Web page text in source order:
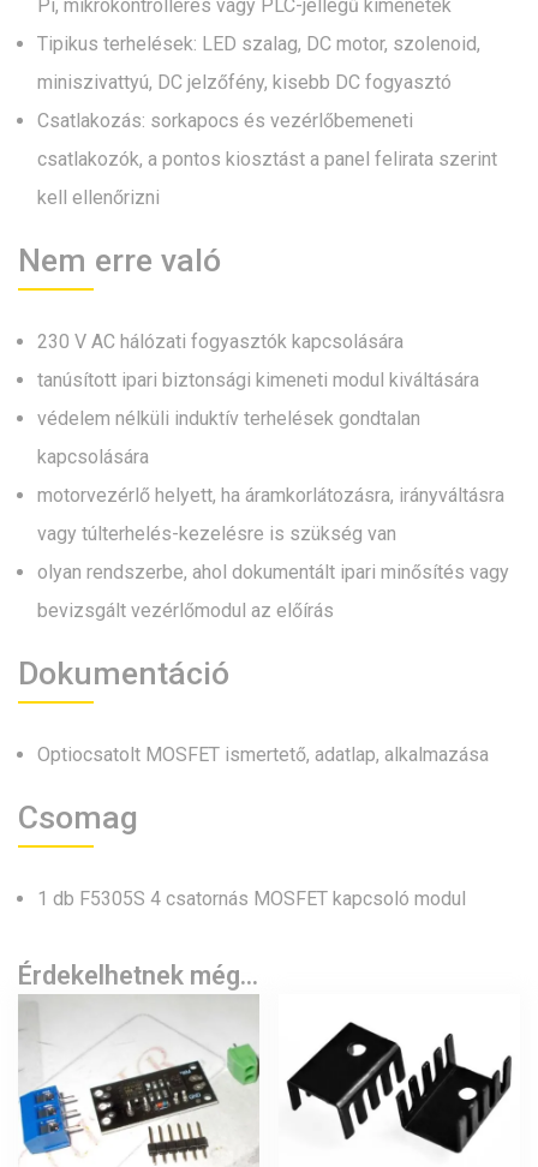
Pi, mikrokontrolleres vagy PLC-jellegű kimenetek
Tipikus terhelések: LED szalag, DC motor, szolenoid,
miniszivattyú, DC jelzőfény, kisebb DC fogyasztó
Csatlakozás: sorkapocs és vezérlőbemeneti
csatlakozók, a pontos kiosztást a panel felirata szerint
kell ellenőrizni
Nem erre való
230 V AC hálózati fogyasztók kapcsolására
tanúsított ipari biztonsági kimeneti modul kiváltására
védelem nélküli induktív terhelések gondtalan
kapcsolására
motorvezérlő helyett, ha áramkorlátozásra, irányváltásra
vagy túlterhelés-kezelésre is szükség van
olyan rendszerbe, ahol dokumentált ipari minősítés vagy
bevizsgált vezérlőmodul az előírás
Dokumentáció
Optiocsatolt MOSFET ismertető, adatlap, alkalmazása
Csomag
1 db F5305S 4 csatornás MOSFET kapcsoló modul
Érdekelhetnek még…